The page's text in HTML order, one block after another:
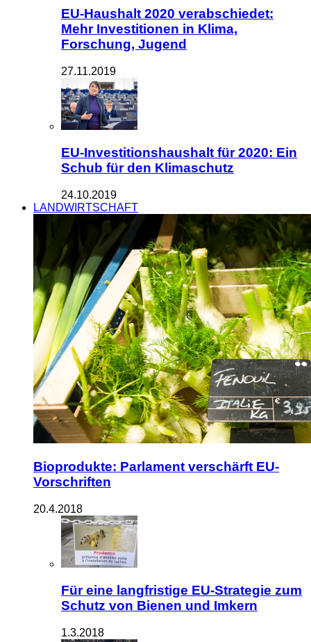
EU-Haushalt 2020 verabschiedet:
Mehr Investitionen in Klima,
Forschung, Jugend
27.11.2019
EU-Investitionshaushalt für 2020: Ein
Schub für den Klimaschutz
24.10.2019
LANDWIRTSCHAFT
Bioprodukte: Parlament verschärft EU-
Vorschriften
20.4.2018
Für eine langfristige EU-Strategie zum
Schutz von Bienen und Imkern
1.3.2018